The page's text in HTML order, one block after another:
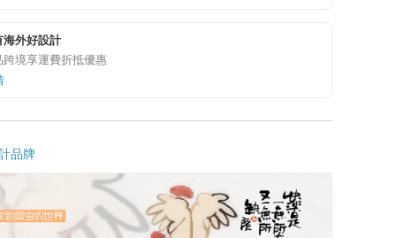
外好設計
境享運費折抵優惠
品牌